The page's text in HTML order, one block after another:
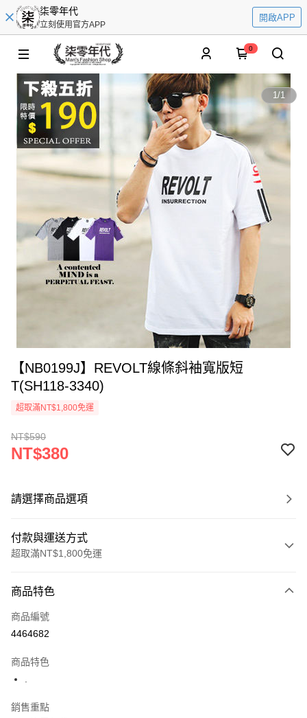
柒零年代
立刻使用官方APP
開啟APP
0
1/1
【NB0199J】REVOLT線條斜袖寬版短
T(SH118-3340)
超取滿NT$1,800免運
NT$590
NT$380
請選擇商品選項
付款與運送方式
超取滿NT$1,800免運
信用卡一次付款
超商取貨付款
街口支付
商品特色
商品編號
4464682
商品特色
銷售重點